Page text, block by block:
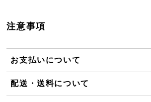
注意事項
お支払いについて
配送・送料について